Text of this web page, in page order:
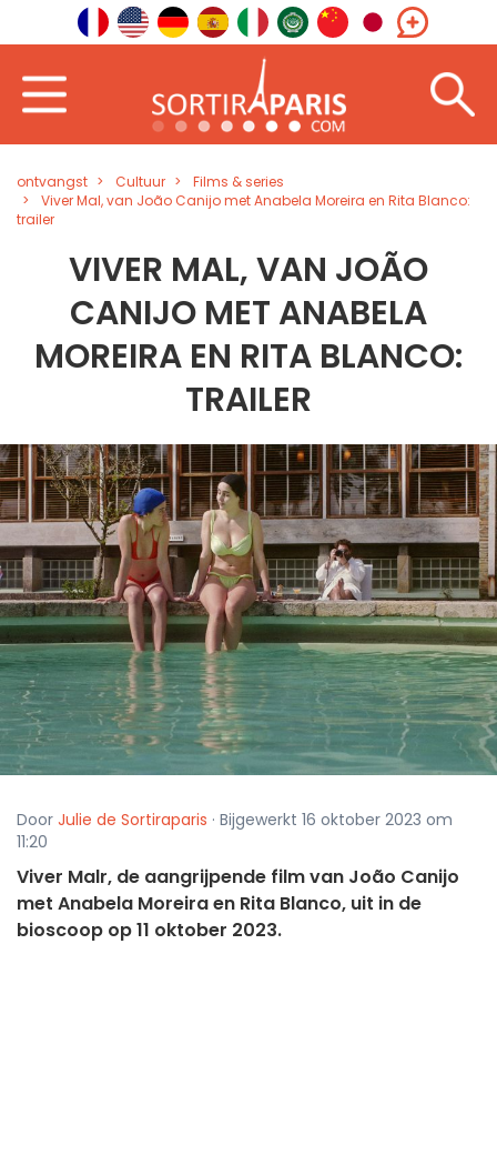
ontvangst Cultuur
Films & series
Viver Mal, van João Canijo met Anabela Moreira en Rita Blanco:
trailer
VIVER MAL, VAN JOÃO
CANIJO MET ANABELA
MOREIRA EN RITA BLANCO:
TRAILER
Door Julie de Sortiraparis · Bijgewerkt 16 oktober 2023 om
11:20
Viver Malr, de aangrijpende film van João Canijo
met Anabela Moreira en Rita Blanco, uit in de
bioscoop op 11 oktober 2023.